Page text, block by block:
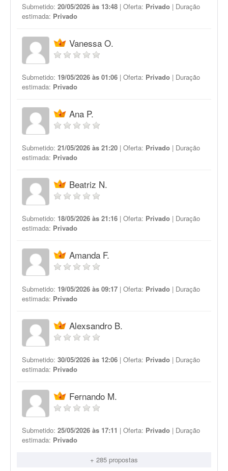
Submetido: 20/05/2026 às 13:48 | Oferta: Privado | Duração
estimada: Privado
Vanessa O.
Submetido: 19/05/2026 às 01:06 | Oferta: Privado | Duração
estimada: Privado
Ana P.
Submetido: 21/05/2026 às 21:20 | Oferta: Privado | Duração
estimada: Privado
Beatriz N.
Submetido: 18/05/2026 às 21:16 | Oferta: Privado | Duração
estimada: Privado
Amanda F.
Submetido: 19/05/2026 às 09:17 | Oferta: Privado | Duração
estimada: Privado
Alexsandro B.
Submetido: 30/05/2026 às 12:06 | Oferta: Privado | Duração
estimada: Privado
Fernando M.
Submetido: 25/05/2026 às 17:11 | Oferta: Privado | Duração
estimada: Privado
+ 285 propostas